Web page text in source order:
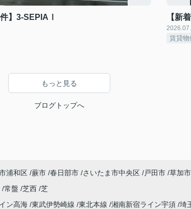
件】3-SEPIAⅠ 【新
賃貸物
もっと見る
ブログトップへ
浦和区 蕨市 春日部市 さいたま市中央区 戸田市 草加市
常盤 芝西 芝
ン高海 東武伊勢崎線 東北本線 湘南新宿ライン宇須 埼